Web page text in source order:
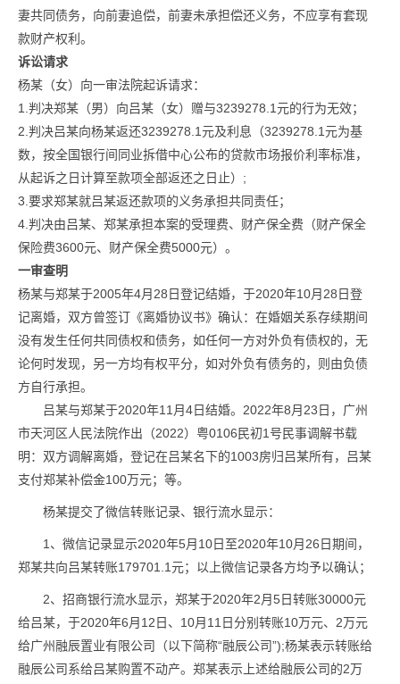
妻共同债务，向前妻追偿，前妻未承担偿还义务，不应享有套现
款财产权利。
诉讼请求
杨某（女）向一审法院起诉请求：
1.判决郑某（男）向吕某（女）赠与3239278.1元的行为无效；
2.判决吕某向杨某返还3239278.1元及利息（3239278.1元为基
数，按全国银行间同业拆借中心公布的贷款市场报价利率标准，
从起诉之日计算至款项全部返还之日止）;
3.要求郑某就吕某返还款项的义务承担共同责任；
4.判决由吕某、郑某承担本案的受理费、财产保全费（财产保全
保险费3600元、财产保全费5000元）。
一审查明
杨某与郑某于2005年4月28日登记结婚，于2020年10月28日登
记离婚，双方曾签订《离婚协议书》确认：在婚姻关系存续期间
没有发生任何共同债权和债务，如任何一方对外负有债权的，无
论何时发现，另一方均有权平分，如对外负有债务的，则由负债
方自行承担。
吕某与郑某于2020年11月4日结婚。2022年8月23日，广州
市天河区人民法院作出（2022）粤0106民初1号民事调解书载
明：双方调解离婚，登记在吕某名下的1003房归吕某所有，吕某
支付郑某补偿金100万元；等。
杨某提交了微信转账记录、银行流水显示：
1、微信记录显示2020年5月10日至2020年10月26日期间，
郑某共向吕某转账179701.1元；以上微信记录各方均予以确认；
2、招商银行流水显示，郑某于2020年2月5日转账30000元
给吕某，于2020年6月12日、10月11日分别转账10万元、2万元
给广州融辰置业有限公司（以下简称“融辰公司”);杨某表示转账给
融辰公司系给吕某购置不动产。郑某表示上述给融辰公司的2万